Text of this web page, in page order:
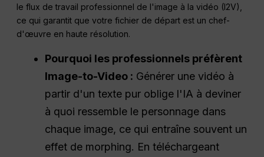
le flux de travail professionnel de l'image à la vidéo (I2V),
ce qui garantit que votre fichier de départ est un chef-
d'œuvre en haute résolution.
Pourquoi les professionnels préfèrent
Image-to-Video : Générer une vidéo à
partir d'un texte pur oblige l'IA à deviner
à quoi ressemble le personnage dans
chaque image, ce qui entraîne souvent un
effet de morphing. En téléchargeant